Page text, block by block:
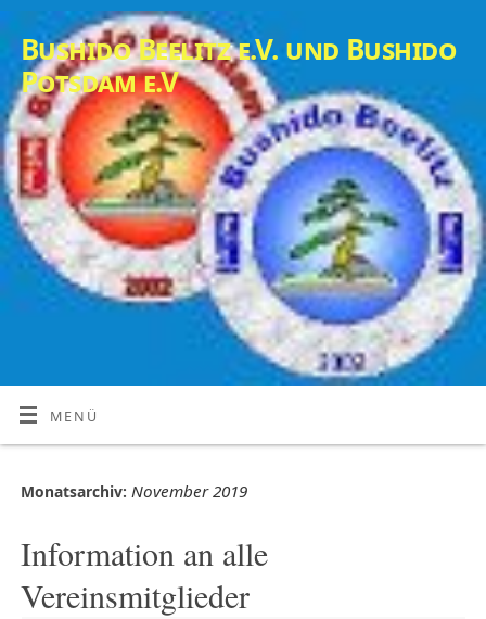
Bushido Beelitz e.V. und Bushido
Potsdam e.V
MENÜ
Monatsarchiv: November 2019
Information an alle
Vereinsmitglieder